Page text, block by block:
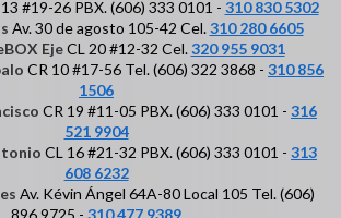
#19-26 PBX. (606) 333 0101 - 310 830 5302
Av. 30 de agosto 105-42 Cel.310 280 6605
EjeCL 20 #12-32 Cel.320 955 9031
CR 10 #17-56 Tel. (606) 322 3868 - 310 856
1506
CR 19 #11-05 PBX. (606) 333 0101 - 316
521 9904
CL 16 #21-32 PBX. (606) 333 0101 - 313
608 6232
Av. Kévin Ángel 64A-80 Local 105 Tel. (606)
896 9725 - 310 477 9389